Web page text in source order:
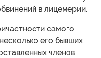
в лицемерии.
самого
его бывших
членов